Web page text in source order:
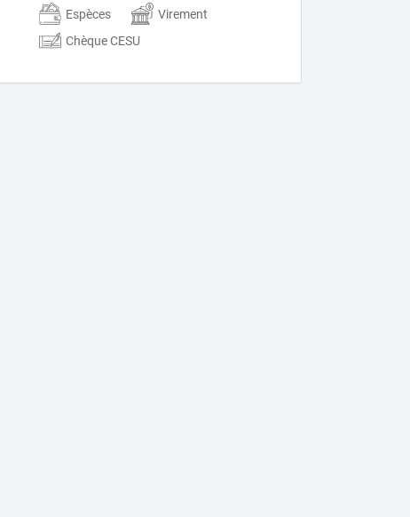
Espèces
Virement
Chèque CESU